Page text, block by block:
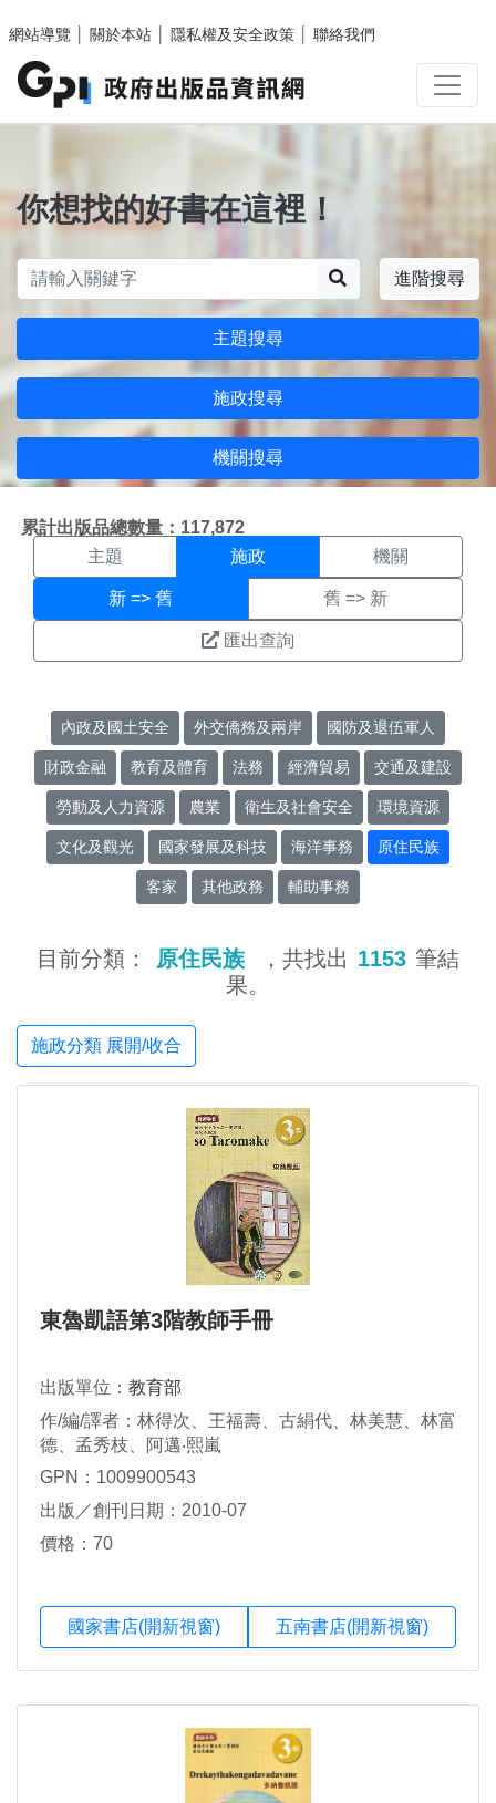
網站導覽
關於本站 隱私權及安全政策 聯絡我們
你想找的好書在這裡！
進階搜尋
主題搜尋
施政搜尋
機關搜尋
累計出版品總數量：117,872
施政搜尋結果頁面
主題 施政 機關
新 => 舊 舊 => 新
匯出查詢
內政及國土安全 外交僑務及兩岸 國防及退伍軍人
財政金融 教育及體育 法務 經濟貿易 交通及建設
勞動及人力資源 農業 衛生及社會安全 環境資源
文化及觀光 國家發展及科技 海洋事務 原住民族
客家 其他政務 輔助事務
目前分類： 原住民族 ，共找出 1153 筆結
果。
施政分類 展開/收合
東魯凱語第3階教師手冊
出版單位： 教育部
作/編/譯者：林得次、王福壽、古絹代、林美慧、林富
德、孟秀枝、阿邁‧熙嵐
GPN：1009900543
出版／創刊日期：2010-07
價格：70
國家書店(開新視窗) 五南書店(開新視窗)